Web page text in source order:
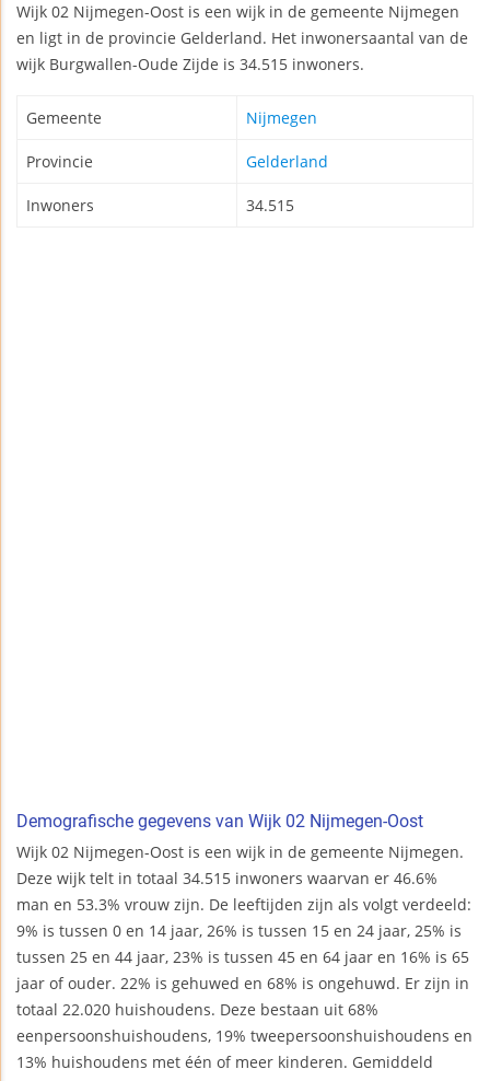
Wijk 02 Nijmegen-Oost is een wijk in de gemeente Nijmegen
en ligt in de provincie Gelderland. Het inwonersaantal van de
wijk Burgwallen-Oude Zijde is 34.515 inwoners.
Gemeente Nijmegen
Provincie Gelderland
Inwoners 34.515
Demografische gegevens van Wijk 02 Nijmegen-Oost
Wijk 02 Nijmegen-Oost is een wijk in de gemeente Nijmegen.
Deze wijk telt in totaal 34.515 inwoners waarvan er 46.6%
man en 53.3% vrouw zijn. De leeftijden zijn als volgt verdeeld:
9% is tussen 0 en 14 jaar, 26% is tussen 15 en 24 jaar, 25% is
tussen 25 en 44 jaar, 23% is tussen 45 en 64 jaar en 16% is 65
jaar of ouder. 22% is gehuwed en 68% is ongehuwd. Er zijn in
totaal 22.020 huishoudens. Deze bestaan uit 68%
eenpersoonshuishoudens, 19% tweepersoonshuishoudens en
13% huishoudens met één of meer kinderen. Gemiddeld